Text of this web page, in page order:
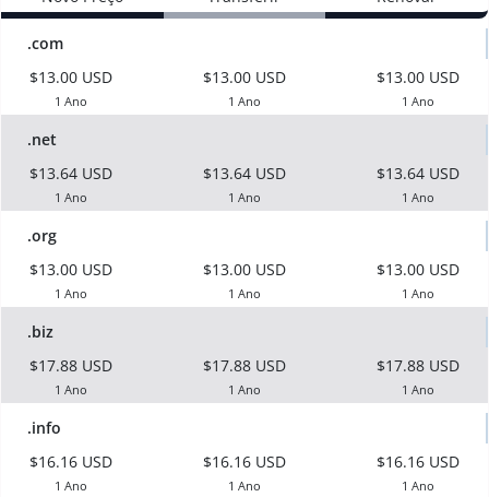
.com
$13.00 USD
1 Ano
$13.00 USD
1 Ano
$13.00 USD
1 Ano
.net
$13.64 USD
1 Ano
$13.64 USD
1 Ano
$13.64 USD
1 Ano
.org
$13.00 USD
1 Ano
$13.00 USD
1 Ano
$13.00 USD
1 Ano
.biz
$17.88 USD
1 Ano
$17.88 USD
1 Ano
$17.88 USD
1 Ano
.info
$16.16 USD
1 Ano
$16.16 USD
1 Ano
$16.16 USD
1 Ano